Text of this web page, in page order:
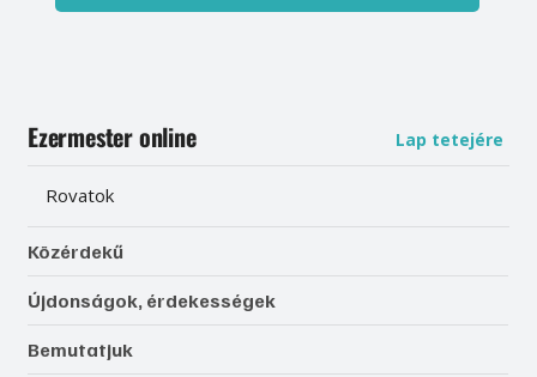
Ezermester online Lap tetejére
Rovatok
Közérdekű
Újdonságok, érdekességek
Bemutatjuk